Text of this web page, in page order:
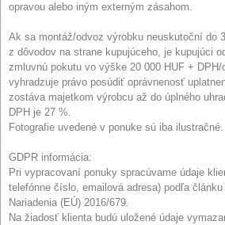
opravou alebo iným externým zásahom.
Ak sa montáž/odvoz výrobku neuskutoční do
z dôvodov na strane kupujúceho, je kupujúci
zmluvnú pokutu vo výške 20 000 HUF + DPH/
vyhradzuje právo posúdiť oprávnenosť
zostáva majetkom výrobcu až do úplného
DPH je 27 %.
Fotografie uvedené v ponuke sú iba ilustračné.
GDPR informácia:
Pri vypracovaní ponuky spracúvame údaje
telefónne číslo, emailová adresa) podľa
Nariadenia (EÚ) 2016/679.
Na žiadosť klienta budú uložené údaje